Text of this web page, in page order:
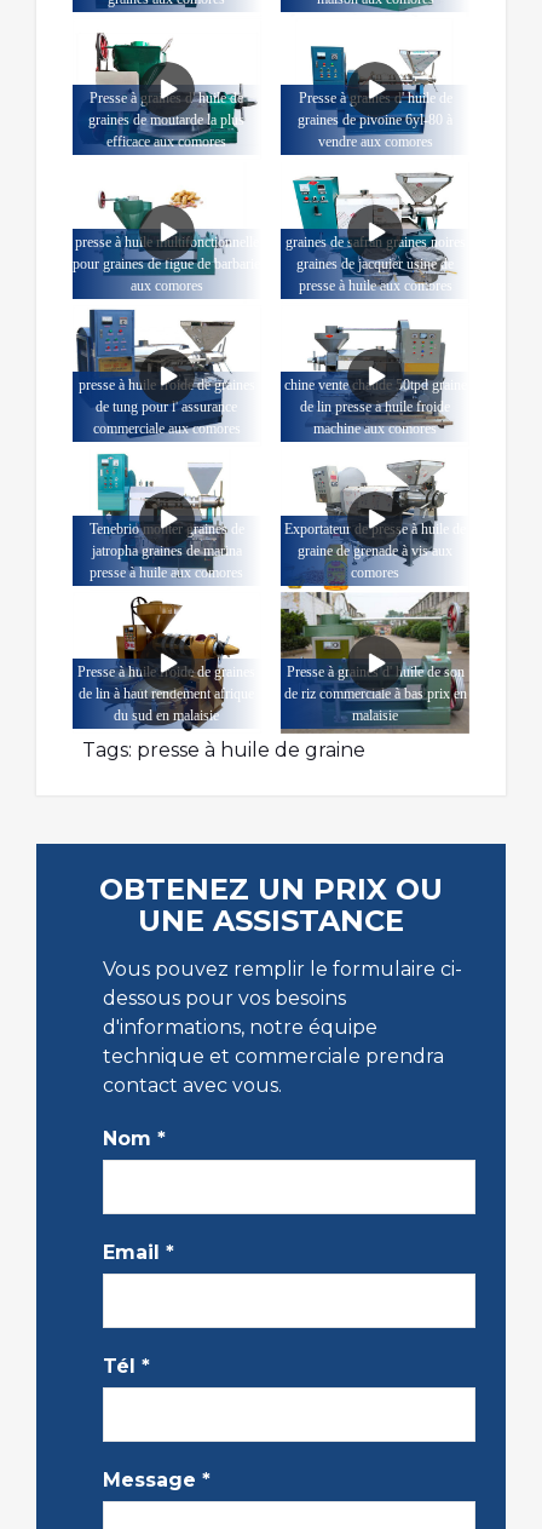
Presse à graines d' huile de
graines de moutarde la plus
efficace aux comores
Presse à graines d' huile de
graines de pivoine 6yl-80 à
vendre aux comores
presse à huile multifonctionnelle
pour graines de figue de barbarie
aux comores
graines de safran graines noires
graines de jacquier usine de
presse à huile aux comores
presse à huile froide de graines
de tung pour l' assurance
commerciale aux comores
chine vente chaude 50tpd graine
de lin presse à huile froide
machine aux comores
Tenebrio moliter graines de
jatropha graines de marina
presse à huile aux comores
Exportateur de presse à huile de
graine de grenade à vis aux
comores
Presse à huile froide de graines
de lin à haut rendement afrique
du sud en malaisie
Presse à graines d' huile de son
de riz commerciale à bas prix en
malaisie
Tags: presse à huile de graine
OBTENEZ UN PRIX OU
UNE ASSISTANCE
Vous pouvez remplir le formulaire ci-
dessous pour vos besoins
d'informations, notre équipe
technique et commerciale prendra
contact avec vous.
Nom *
Email *
Tél *
Message *